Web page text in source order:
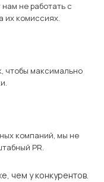
не работать с
их комиссиях.
чтобы максимально
компаний, мы не
PR.
чем у конкурентов.